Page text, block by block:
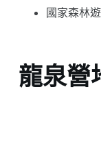
國家森林
龍泉營